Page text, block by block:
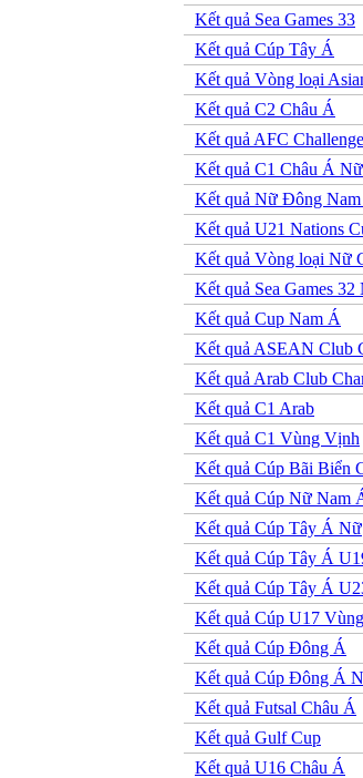
Kết quả Sea Games 33
Kết quả Cúp Tây Á
Kết quả Vòng loại
Kết quả C2 Châu Á
Kết quả AFC
Kết quả C1 Châu Á Nữ
Kết quả Nữ Đông
Kết quả U21 Nations
Kết quả Vòng loại Nữ
Kết quả Sea Games 32
Kết quả Cup Nam Á
Kết quả ASEAN Club
Kết quả Arab Club
Kết quả C1 Arab
Kết quả C1 Vùng Vịnh
Kết quả Cúp Bãi Biển
Kết quả Cúp Nữ Nam
Kết quả Cúp Tây Á Nữ
Kết quả Cúp Tây Á
Kết quả Cúp Tây Á
Kết quả Cúp U17
Kết quả Cúp Đông Á
Kết quả Cúp Đông Á
Kết quả Futsal Châu Á
Kết quả Gulf Cup
Kết quả U16 Châu Á